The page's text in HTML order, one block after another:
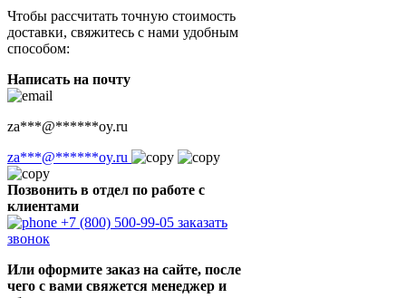
Чтобы рассчитать точную стоимость
доставки, свяжитесь с нами удобным
способом:
Написать на почту
za***@******oy.ru
za***@******oy.ru
Позвонить в отдел по работе с
клиентами
+7 (800) 500-99-05 заказать
звонок
Или оформите заказ на сайте, после
чего с вами свяжется менеджер и